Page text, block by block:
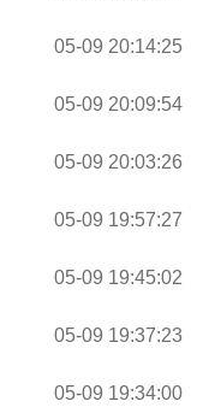
05-09 20:14:25
05-09 20:09:54
05-09 20:03:26
05-09 19:57:27
05-09 19:45:02
05-09 19:37:23
05-09 19:34:00